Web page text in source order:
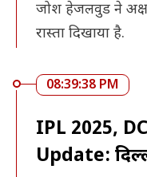
जोश हेजलवुड ने
रास्ता दिखाया है.
08:39:38 PM
IPL 2025,
Update: